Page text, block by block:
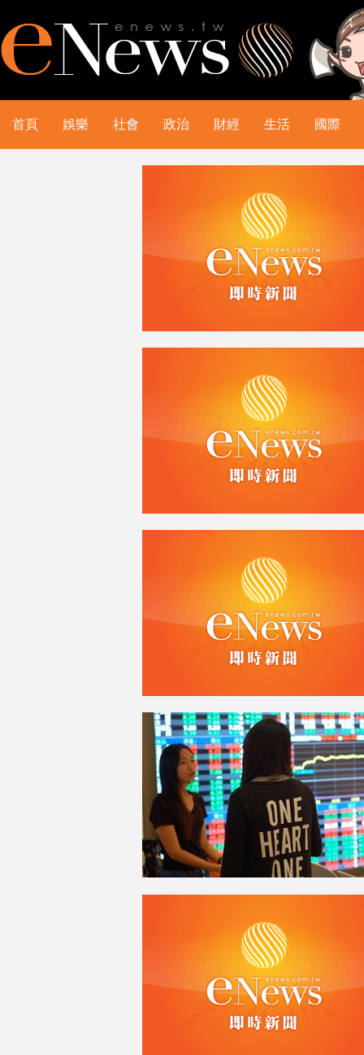
首頁 娛樂 社會 政治 財經 生活 國際